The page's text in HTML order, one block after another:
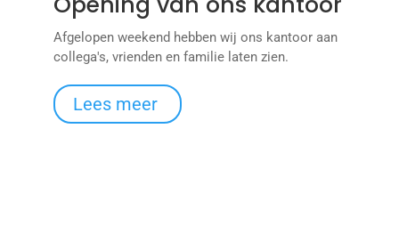
Afgelopen weekend hebben wij ons kantoor aan
collega's, vrienden en familie laten zien.
Lees meer